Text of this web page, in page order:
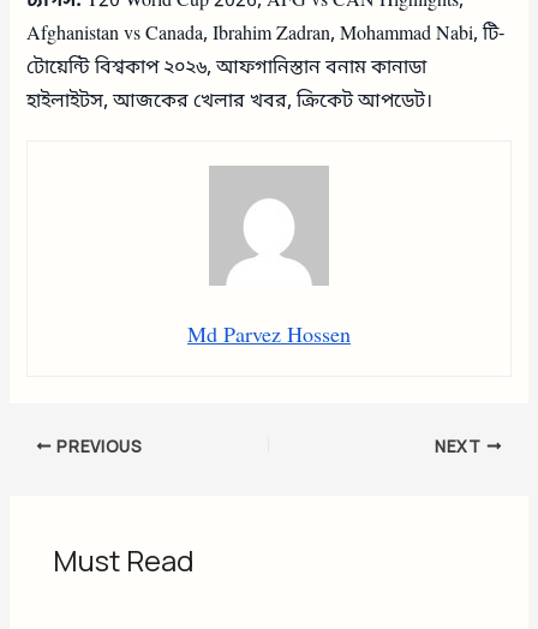
Afghanistan vs Canada, Ibrahim Zadran, Mohammad Nabi, টি-
টোয়েন্টি বিশ্বকাপ ২০২৬, আফগানিস্তান বনাম কানাডা
হাইলাইটস, আজকের খেলার খবর, ক্রিকেট আপডেট।
Md Parvez Hossen
PREVIOUS NEXT
Must Read